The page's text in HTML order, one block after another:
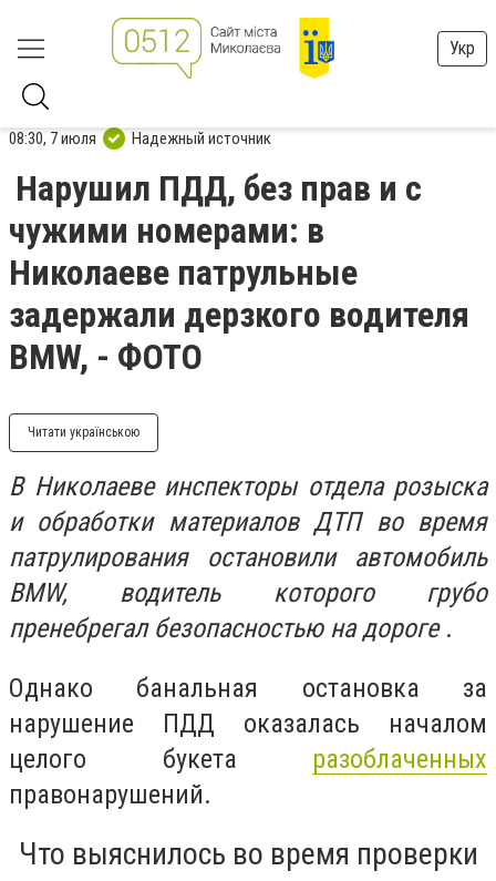
Укр
08:30, 7 июля Надежный источник
Нарушил ПДД, без прав и с
чужими номерами: в
Николаеве патрульные
задержали дерзкого водителя
BMW, - ФОТО
Читати українською
В Николаеве инспекторы отдела розыска
и обработки материалов ДТП во время
патрулирования остановили автомобиль
BMW, водитель которого грубо
пренебрегал безопасностью на дороге.
Однако банальная остановка за
нарушение ПДД оказалась началом
целого букета разоблаченных
правонарушений.
Что выяснилось во время проверки